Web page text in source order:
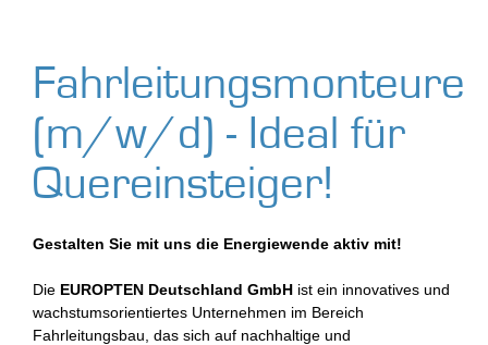
Fahrleitungsmonteure
(m/w/d) - Ideal für
Quereinsteiger!
Gestalten Sie mit uns die Energiewende aktiv mit!
Die EUROPTEN Deutschland GmbH ist ein innovatives und
wachstumsorientiertes Unternehmen im Bereich
Fahrleitungsbau, das sich auf nachhaltige und